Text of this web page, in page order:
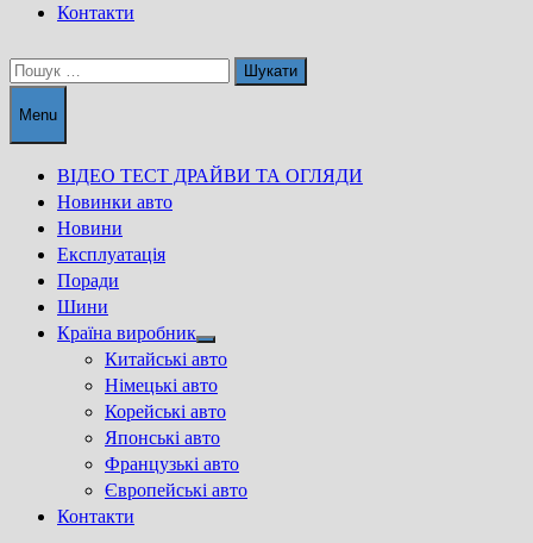
Контакти
Пошук:
Menu
ВІДЕО ТЕСТ ДРАЙВИ ТА ОГЛЯДИ
Новинки авто
Новини
Експлуатація
Поради
Шини
Країна виробник
Show
sub
menu
Китайські авто
Німецькі авто
Корейські авто
Японські авто
Французькі авто
Європейські авто
Контакти